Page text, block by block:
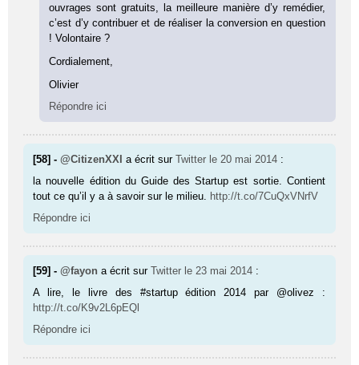
ouvrages sont gratuits, la meilleure manière d’y remédier,
c’est d’y contribuer et de réaliser la conversion en question
! Volontaire ?
Cordialement,
Olivier
Répondre ici
[58] -@CitizenXXI a écrit surTwitter le 20 mai 2014 :
la nouvelle édition du Guide des Startup est sortie. Contient
tout ce qu’il y a à savoir sur le milieu. http://t.co/7CuQxVNrfV
Répondre ici
[59] -@fayon a écrit surTwitter le 23 mai 2014 :
A lire, le livre des #startup édition 2014 par @olivez :
http://t.co/K9v2L6pEQl
Répondre ici